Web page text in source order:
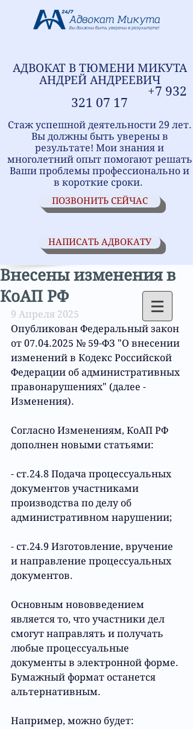
АДВОКАТ В ТЮМЕНИ МИКУТА
АНДРЕЙ АНДРЕЕВИЧ
+7 932
321 07 17
Стаж успешной деятельности 29 лет.
Вы должны быть уверены в
результате! Мои знания и
многолетний опыт помогают решать
Ваши проблемы профессионально и
в короткие сроки.
ПОЗВОНИТЬ СЕЙЧАС
НАПИСАТЬ АДВОКАТУ
Внесены изменения в
КоАП РФ
9 Апреля 2025
Опубликован Федеральный закон
от 07.04.2025 № 59-ФЗ "О внесении
изменений в Кодекс Российской
Федерации об административных
правонарушениях" (далее -
Изменения).
Согласно Изменениям, КоАП РФ
дополнен новыми статьями:
- ст.24.8 Подача процессуальных
документов участниками
производства по делу об
административном нарушении;
- ст.24.9 Изготовление, вручение
и направление процессуальных
документов.
Основным нововведением
является то, что участники дел
смогут направлять и получать
любые процессуальные
документы в электронной форме.
Бумажный формат останется
альтернативным.
Например, можно будет: